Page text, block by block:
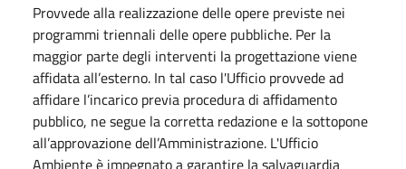
Provvede alla realizzazione delle opere previste nei
programmi triennali delle opere pubbliche. Per la
maggior parte degli interventi la progettazione viene
affidata all’esterno. In tal caso l'Ufficio provvede ad
affidare l’incarico previa procedura di affidamento
pubblico, ne segue la corretta redazione e la sottopone
all’approvazione dell’Amministrazione. L'Ufficio
Ambiente è impegnato a garantire la salvaguardia